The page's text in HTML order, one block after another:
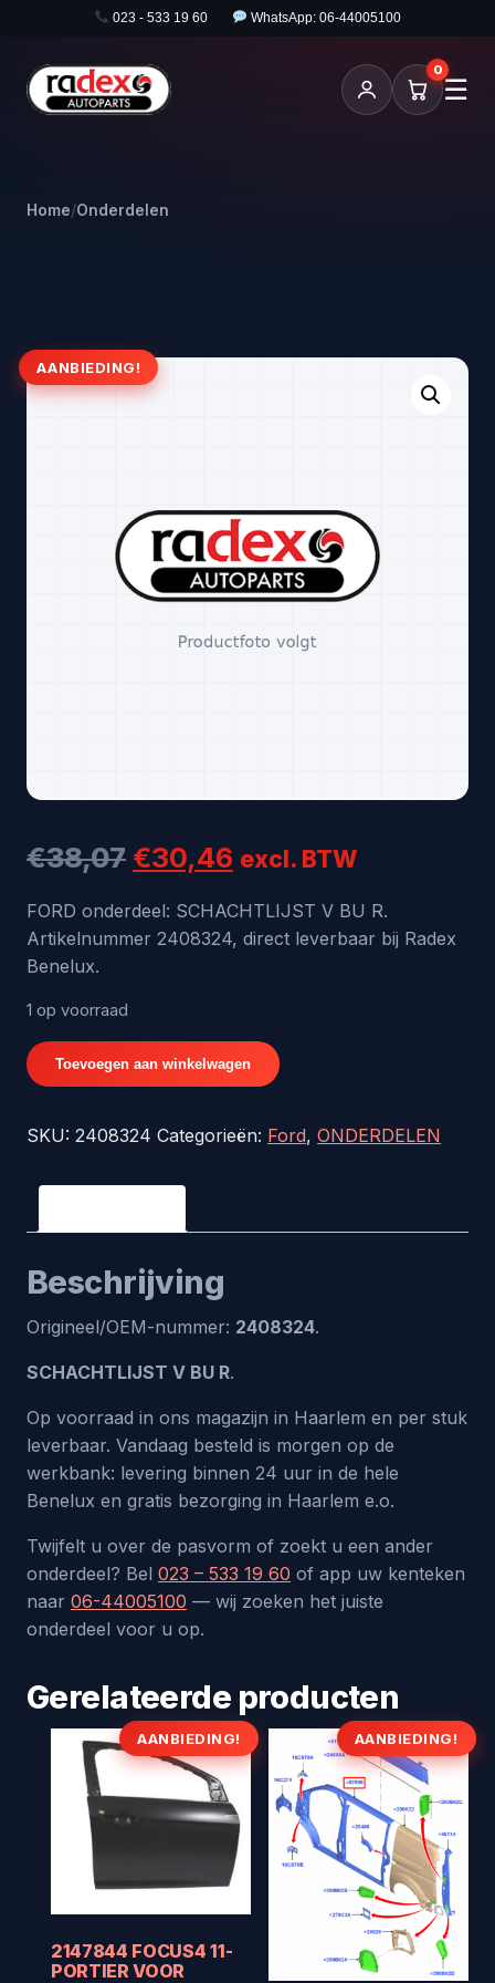
023 - 533 19 60 WhatsApp: 06-44005100
0
☰
Home/Onderdelen
AANBIEDING!
€38,07Oorspronkelijke
prijs
was:
€30,46 Huidige
prijs
is:
excl. BTW
FORD onderdeel: SCHACHTLIJST V BU R.
Artikelnummer 2408324, direct leverbaar bij Radex
Benelux.
1 op voorraad
SCHACHTLIJST
V
R
origineel
aantal
Toevoegen aan winkelwagen
SKU: 2408324 Categorieën: Ford, ONDERDELEN
Beschrijving
Origineel/OEM-nummer: 2408324.
SCHACHTLIJST V BU R.
Op voorraad in ons magazijn in Haarlem en per stuk
leverbaar. Vandaag besteld is morgen op de
werkbank: levering binnen 24 uur in de hele
Benelux en gratis bezorging in Haarlem e.o.
Twijfelt u over de pasvorm of zoekt u een ander
onderdeel? Bel 023 – 533 19 60 of app uw kenteken
naar 06-44005100 — wij zoeken het juiste
onderdeel voor u op.
Gerelateerde producten
AANBIEDING!
2147844 FOCUS4 11-
PORTIER VOOR
AANBIEDING!